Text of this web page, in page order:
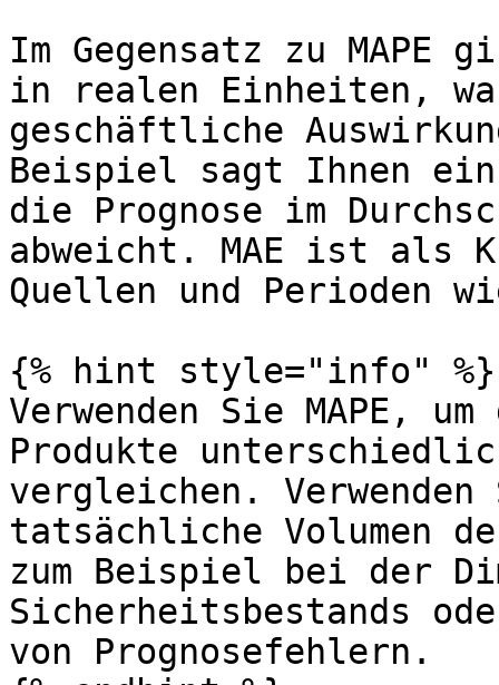
Im Gegensatz zu MAPE
in realen Einheiten,
geschäftliche
Beispiel sagt Ihnen ein
die Prognose im
abweicht. MAE ist als
Quellen und Perioden
{% hint style="info" %}
Verwenden Sie MAPE,
Produkte
vergleichen. Verwenden
tatsächliche Volumen
zum Beispiel bei der
Sicherheitsbestands
von Prognosefehlern.